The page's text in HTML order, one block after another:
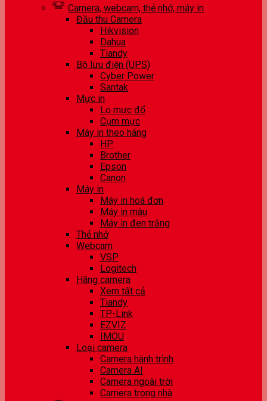
Camera, webcam, thẻ nhớ, máy in
Đầu thu Camera
Hikvision
Dahua
Tiandy
Bộ lưu điện (UPS)
Cyber Power
Santak
Mực in
Lọ mực đổ
Cụm mực
Máy in theo hãng
HP
Brother
Epson
Canon
Máy in
Máy in hoá đơn
Máy in màu
Máy in đen trắng
Thẻ nhớ
Webcam
VSP
Logitech
Hãng camera
Xem tất cả
Tiandy
TP-Link
EZVIZ
IMOU
Loại camera
Camera hành trình
Camera AI
Camera ngoài trời
Camera trong nhà